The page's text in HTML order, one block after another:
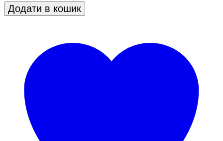
Декоративні
ящички
Додати в кошик